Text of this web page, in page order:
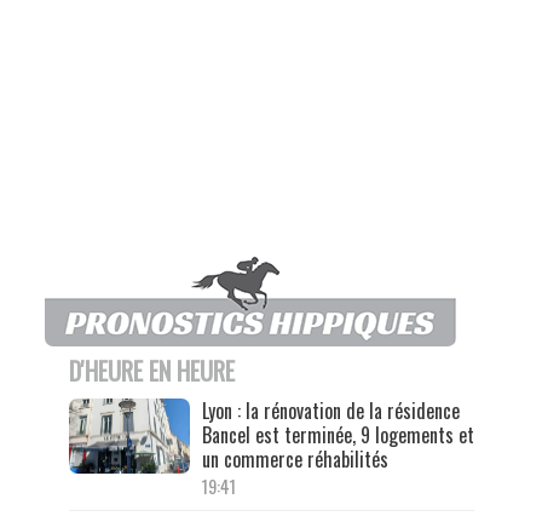
D'HEURE EN HEURE
Lyon : la rénovation de la résidence
Bancel est terminée, 9 logements et
un commerce réhabilités
19:41